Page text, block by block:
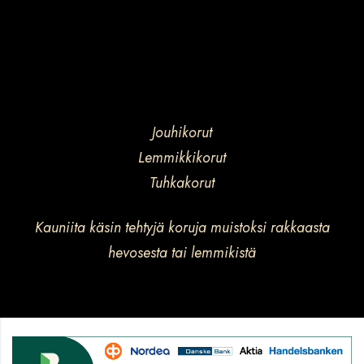
Jouhikorut by Anne Svahn © 2026 byDesignasKaikki
oikeudet pidätetään.